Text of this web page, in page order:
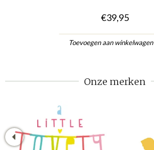
€39,95
Toevoegen aan winkelwagen
Onze merken